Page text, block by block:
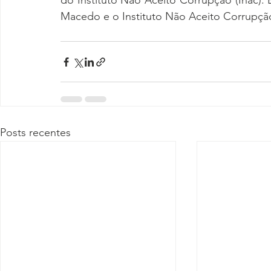
Macedo e o Instituto Não Aceito
Posts recentes